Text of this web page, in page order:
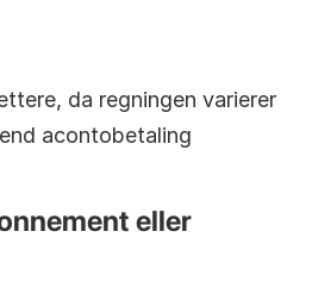
da regningen varierer
acontobetaling
eller